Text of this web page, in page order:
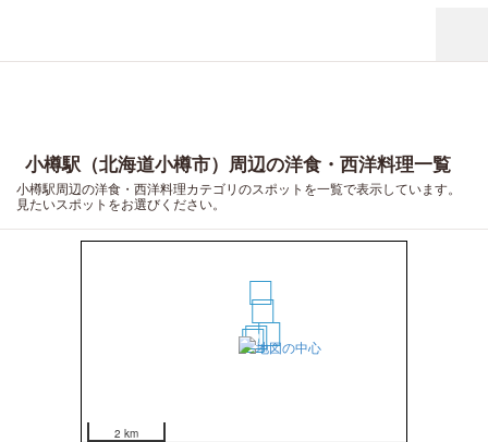
小樽駅（北海道小樽市）周辺の洋食・西洋料理一覧
小樽駅周辺の洋食・西洋料理カテゴリのスポットを一覧で表示しています。
見たいスポットをお選びください。
12
3
2 km